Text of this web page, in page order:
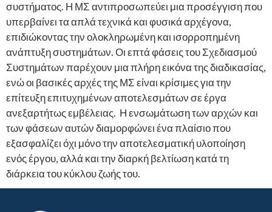
συστήματος. Η ΜΣ αντιπροσωπεύει μια προσέγγιση που
υπερβαίνει τα απλά τεχνικά και φυσικά αρχέγονα,
επιδιώκοντας την ολοκληρωμένη και ισορροπημένη
ανάπτυξη συστημάτων. Οι επτά φάσεις του Σχεδιασμού
Συστημάτων παρέχουν μια πλήρη εικόνα της διαδικασίας,
ενώ οι βασικές αρχές της ΜΣ είναι κρίσιμες για την
επίτευξη επιτυχημένων αποτελεσμάτων σε έργα
ανεξαρτήτως εμβέλειας. Η ενσωμάτωση των αρχών και
των φάσεων αυτών διαμορφώνει ένα πλαίσιο που
εξασφαλίζει όχι μόνο την αποτελεσματική υλοποίηση
ενός έργου, αλλά και την διαρκή βελτίωση κατά τη
διάρκεια του κύκλου ζωής του.